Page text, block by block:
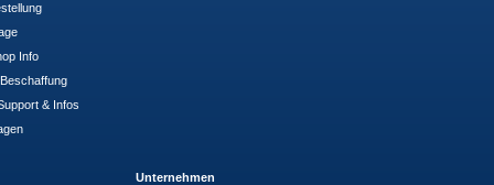
Info
& Infos
Unternehmen